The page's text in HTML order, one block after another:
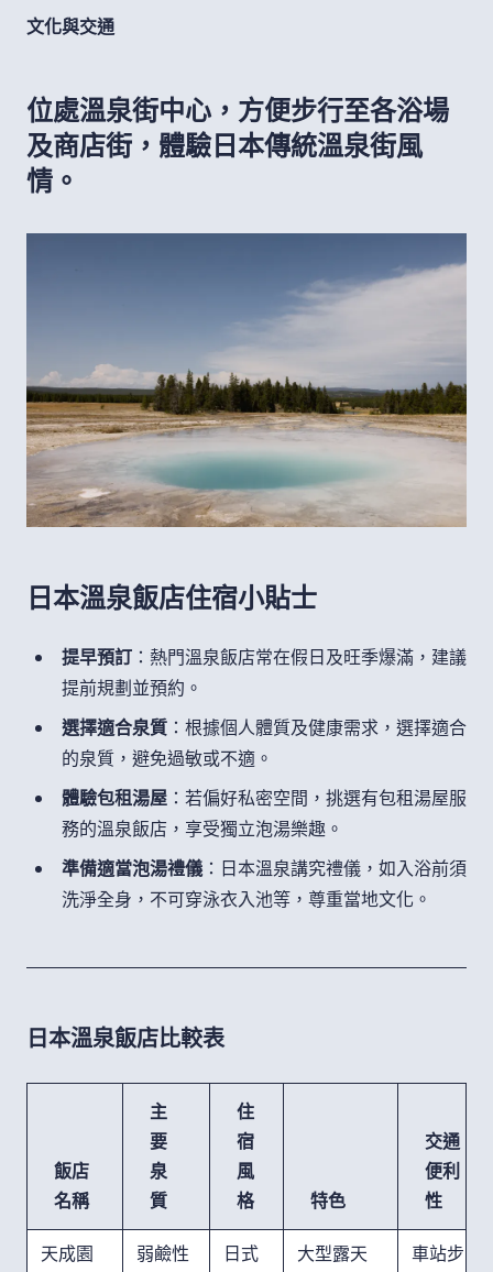
文化與交通
位處溫泉街中心，方便步行至各浴場
及商店街，體驗日本傳統溫泉街風
情。
日本溫泉飯店住宿小貼士
提早預訂 ：熱門溫泉飯店常在假日及旺季爆滿，建議
提前規劃並預約。
選擇適合泉質 ：根據個人體質及健康需求，選擇適合
的泉質，避免過敏或不適。
體驗包租湯屋 ：若偏好私密空間，挑選有包租湯屋服
務的溫泉飯店，享受獨立泡湯樂趣。
準備適當泡湯禮儀：日本溫泉講究禮儀，如入浴前須
洗淨全身，不可穿泳衣入池等，尊重當地文化。
日本溫泉飯店比較表
飯店
名稱
主
要
泉
質
住
宿
風
格
特色
交通
便利
性
天成園
弱鹼性
日式
大型露天
車站步